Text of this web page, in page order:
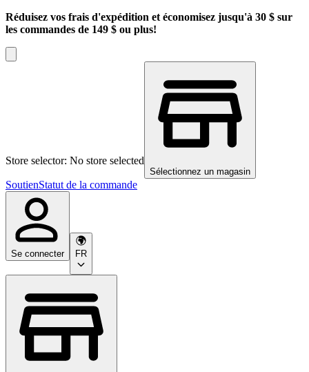
Réduisez vos frais d'expédition et économisez jusqu'à 30 $ sur
les commandes de 149 $ ou plus!
Store selector: No store selected
Sélectionnez un magasin
SoutienStatut de la commande
Se connecter FR